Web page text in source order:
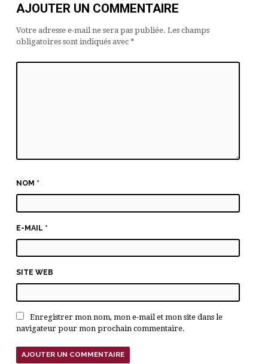
AJOUTER UN COMMENTAIRE
Votre adresse e-mail ne sera pas publiée. Les champs
obligatoires sont indiqués avec *
NOM *
E-MAIL *
SITE WEB
Enregistrer mon nom, mon e-mail et mon site dans le
navigateur pour mon prochain commentaire.